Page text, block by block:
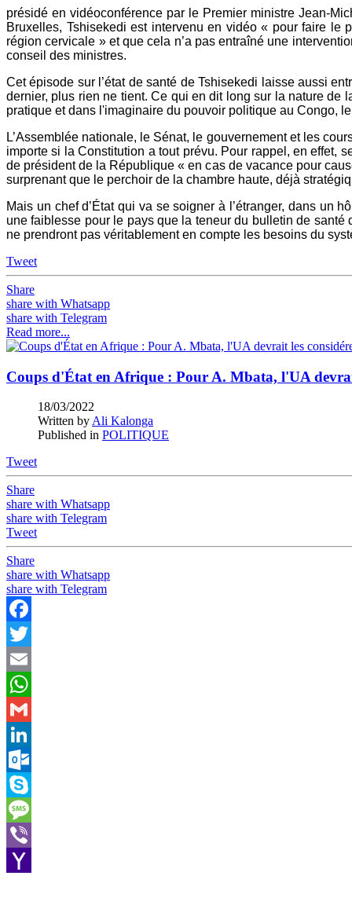
présidé en vidéoconférence par le Premier ministre Jean-
Bruxelles, Tshisekedi est intervenu en vidéo « pour faire
région cervicale » et que cela n’a pas entraîné une
conseil des ministres.
Cet épisode sur l’état de santé de Tshisekedi laisse aussi
dernier, plus rien ne tient. Ce qui en dit long sur la nature de
pratique et dans l'imaginaire du pouvoir politique au Congo,
L’Assemblée nationale, le Sénat, le gouvernement et les
importe si la Constitution a tout prévu. Pour rappel, en effet,
de président de la République « en cas de vacance pour
surprenant que le perchoir de la chambre haute, déjà
Mais un chef d’État qui va se soigner à l’étranger, dans un
une faiblesse pour le pays que la teneur du bulletin de
ne prendront pas véritablement en compte les besoins du
Tweet
Share
share with Whatsapp
share with Telegram
Read more...
Coups d'État en Afrique : Pour A. Mbata, l'UA
18/03/2022
Written by Ali Kalonga
Published in POLITIQUE
Tweet
Share
share with Whatsapp
share with Telegram
Tweet
Share
share with Whatsapp
share with Telegram
Facebook
Twitter
Email
WhatsApp
Gmail
LinkedIn
Outlook.com
Skype
Message
Viber